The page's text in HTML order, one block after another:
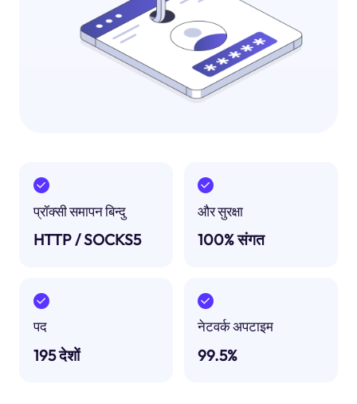
प्रॉक्सी समापन बिन्दु
HTTP / SOCKS5
और सुरक्षा
100% संगत
पद
195 देशों
नेटवर्क अपटाइम
99.5%